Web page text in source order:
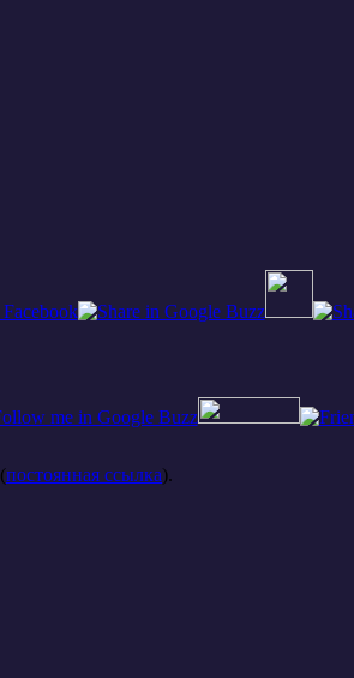
(постоянная ссылка).